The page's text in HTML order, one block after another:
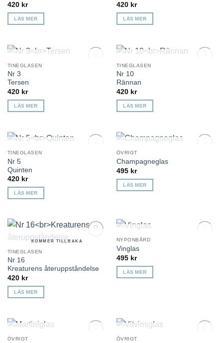
420 kr
LÄS MER
420 kr
LÄS MER
TINEGLASEN
Nr 3
Tersen
420 kr
LÄS MER
TINEGLASEN
Nr 10
Rännan
420 kr
LÄS MER
TINEGLASEN
Nr 5
Quinten
420 kr
LÄS MER
ÖVRIGT
Champagneglas
495 kr
LÄS MER
Lägg till i
KOMMER TILLBAKA
TINEGLASEN
Nr 16
Kreaturens återuppståndelse
420 kr
LÄS MER
KOMMER TILLBAKA
NYPONBÅRD
Vinglas
495 kr
LÄS MER
ÖVRIGT ÖVRIGT